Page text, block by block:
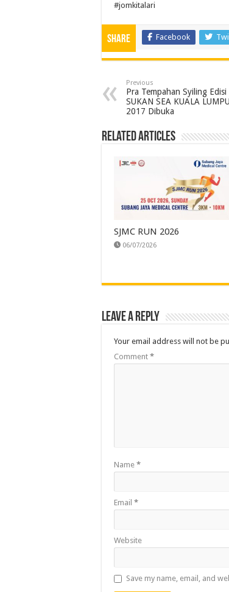
#jomkitalari
Share Facebook
Previous
Pra Tempahan Syiling Edisi
SUKAN SEA KUALA
2017 Dibuka
Related Articles
SJMC RUN 2026
06/07/2026
Leave a Reply
Your email address will not be
Comment *
Name *
Email *
Website
Save my name, email, and